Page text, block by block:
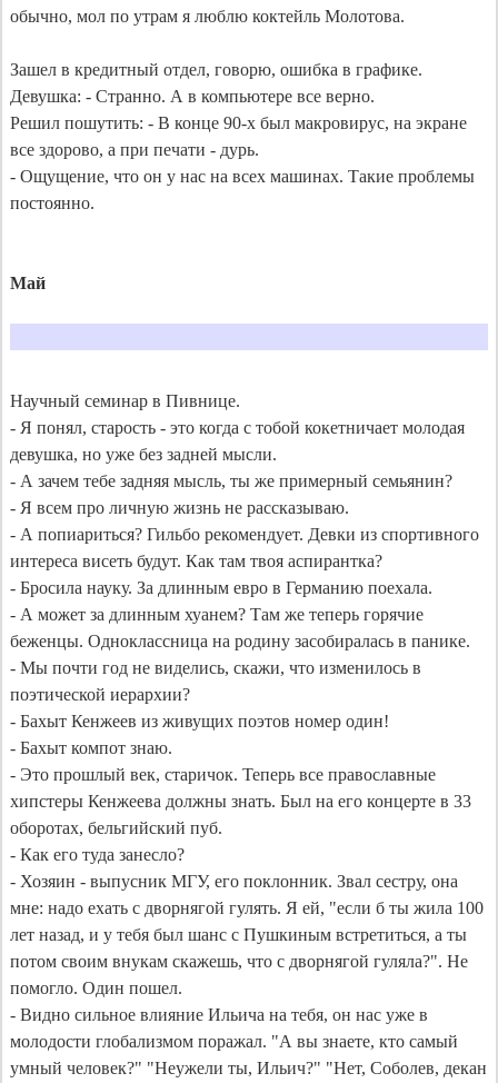
обычно, мол по утрам я люблю коктейль Молотова.
Зашел в кредитный отдел, говорю, ошибка в графике.
Девушка: - Странно. А в компьютере все верно.
Решил пошутить: - В конце 90-х был макровирус, на экране
все здорово, а при печати - дурь.
- Ощущение, что он у нас на всех машинах. Такие проблемы
постоянно.
Май
Научный семинар в Пивнице.
- Я понял, старость - это когда с тобой кокетничает молодая
девушка, но уже без задней мысли.
- А зачем тебе задняя мысль, ты же примерный семьянин?
- Я всем про личную жизнь не рассказываю.
- А попиариться? Гильбо рекомендует. Девки из спортивного
интереса висеть будут. Как там твоя аспирантка?
- Бросила науку. За длинным евро в Германию поехала.
- А может за длинным хуанем? Там же теперь горячие
беженцы. Одноклассница на родину засобиралась в панике.
- Мы почти год не виделись, скажи, что изменилось в
поэтической иерархии?
- Бахыт Кенжеев из живущих поэтов номер один!
- Бахыт компот знаю.
- Это прошлый век, старичок. Теперь все православные
хипстеры Кенжеева должны знать. Был на его концерте в 33
оборотах, бельгийский пуб.
- Как его туда занесло?
- Хозяин - выпусник МГУ, его поклонник. Звал сестру, она
мне: надо ехать с дворнягой гулять. Я ей, "если б ты жила 100
лет назад, и у тебя был шанс с Пушкиным встретиться, а ты
потом своим внукам скажешь, что с дворнягой гуляла?". Не
помогло. Один пошел.
- Видно сильное влияние Ильича на тебя, он нас уже в
молодости глобализмом поражал. "А вы знаете, кто самый
умный человек?" "Неужели ты, Ильич?" "Нет, Соболев, декан